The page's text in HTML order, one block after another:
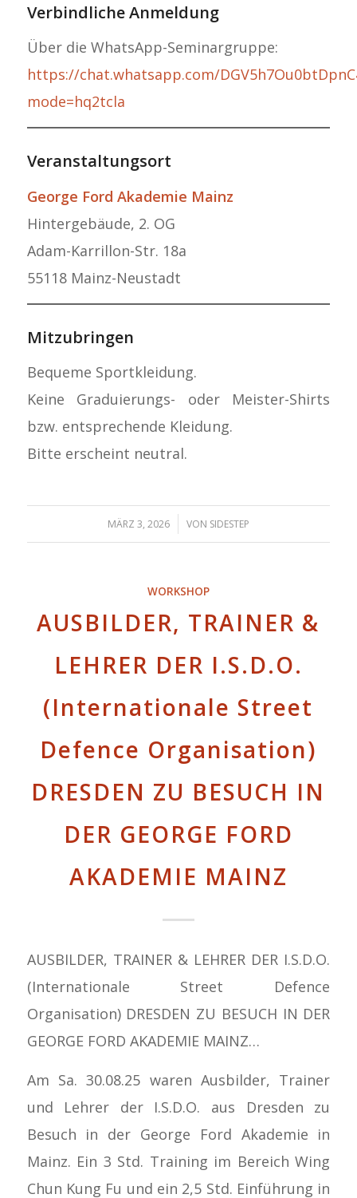
Verbindliche Anmeldung
Über die WhatsApp-Seminargruppe:
https://chat.whatsapp.com/
mode=hq2tcla
Veranstaltungsort
George Ford Akademie Mainz
Hintergebäude, 2. OG
Adam-Karrillon-Str. 18a
55118 Mainz-Neustadt
Mitzubringen
Bequeme Sportkleidung.
Keine Graduierungs- oder Meister-Shirts
bzw. entsprechende Kleidung.
Bitte erscheint neutral.
MÄRZ 3, 2026
/ VON SIDESTEP
WORKSHOP
AUSBILDER, TRAINER &
LEHRER DER I.S.D.O.
(Internationale Street
Defence Organisation)
DRESDEN ZU BESUCH IN
DER GEORGE FORD
AKADEMIE MAINZ
AUSBILDER, TRAINER & LEHRER DER I.S.D.O.
(Internationale Street Defence
Organisation) DRESDEN ZU BESUCH IN DER
GEORGE FORD AKADEMIE MAINZ…
Am Sa. 30.08.25 waren Ausbilder, Trainer
und Lehrer der I.S.D.O. aus Dresden zu
Besuch in der George Ford Akademie in
Mainz. Ein 3 Std. Training im Bereich Wing
Chun Kung Fu und ein 2,5 Std. Einführung in